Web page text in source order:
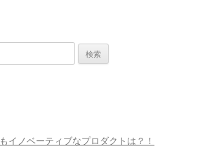
イノベーティブなプロダクトは？！